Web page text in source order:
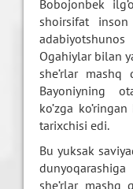
Bobojonbek
shoirsifat
Ogahiylar bilan
she’rlar
Bayoniyning
ko’zga
tarixchisi edi.
Bu yuksak
dunyoqarashiga
she’rlar mashq